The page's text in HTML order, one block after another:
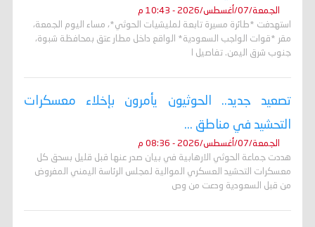
الجمعة/07/أغسطس/2026 - 10:43 م
استهدفت *طائرة مسيرة تابعة لمليشيات الحوثي*، مساء اليوم الجمعة،
مقر *قوات الواجب السعودية* الواقع داخل مطار عتق بمحافظة شبوة،
جنوب شرق اليمن. تفاصيل ا
تصعيد جديد.. الحوثيون يأمرون بإخلاء معسكرات
التحشيد في مناطق ...
الجمعة/07/أغسطس/2026 - 08:36 م
هددت جماعة الحوثي الارهابية في بيان صدر عنها قبل قليل بسحق كل
معسكرات التحشيد العسكري الموالية لمجلس الرئاسة اليمني المفروض
من قبل السعودية ودعت من وص